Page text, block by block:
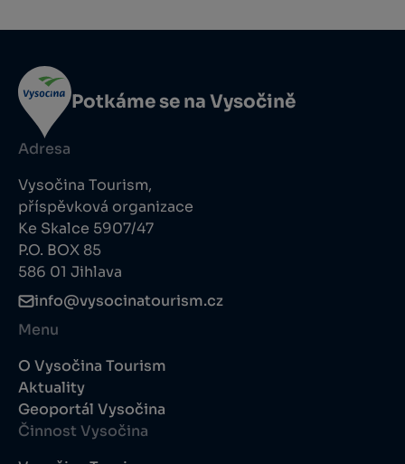
Potkáme se na Vysočině
Adresa
Vysočina Tourism,
příspěvková organizace
Ke Skalce 5907/47
P.O. BOX 85
586 01 Jihlava
info@vysocinatourism.cz
Menu
O Vysočina Tourism
Aktuality
Geoportál Vysočina
Činnost Vysočina